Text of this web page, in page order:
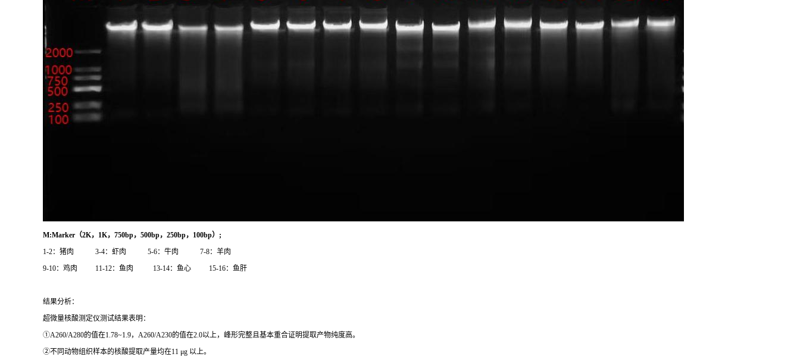
M:Marker （2K， 1K， 750bp， 500bp， 250bp， 100bp） ;
1-2：猪肉 3-4：虾肉 5-6：牛肉 7-8：羊肉
9-10：鸡肉 11-12：鱼肉 13-14：鱼心 15-16：鱼肝
结果分析：
超微量核酸测定仪测试结果表明：
①A260/A280的值在1.78~1.9，A260/A230的值在2.0以上，峰形完整且基本重合证明提取产物纯度高。
②不同动物组织样本的核酸提取产量均在11 μg 以上。